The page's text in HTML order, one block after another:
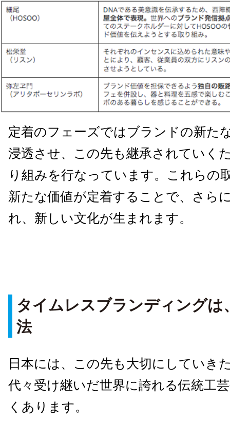
定着のフェーズではブランドの新た
浸透させ、この先も継承されていく
り組みを行なっています。これらの
新たな価値が定着することで、さら
れ、新しい文化が生まれます。
タイムレスブランディングは
法
日本には、この先も大切にしていき
代々受け継いだ世界に誇れる伝統工
くあります。